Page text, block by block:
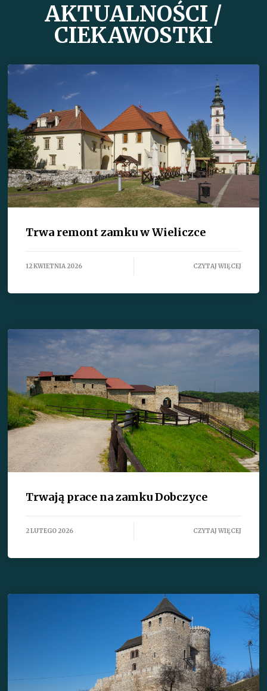
AKTUALNOŚCI /
CIEKAWOSTKI
Trwa remont zamku w Wieliczce
12 KWIETNIA 2026 CZYTAJ WIĘCEJ
Trwają prace na zamku Dobczyce
2 LUTEGO 2026 CZYTAJ WIĘCEJ